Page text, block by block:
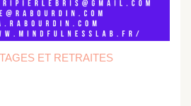
ET RETRAITES